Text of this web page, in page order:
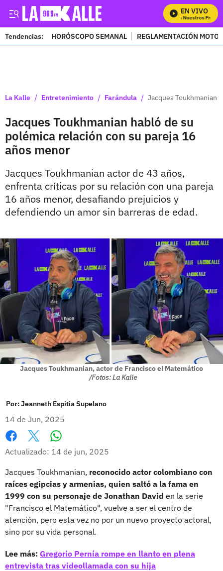
EN VIVO
Mira Todos Nuestros
Tendencias: HORÓSCOPO SEMANAL REGLAMENTACIÓN
La Kalle / Entretenimiento / Farándula / Jacques Toukhmanian
Jacques Toukhmanian habló de su
polémica relación con su pareja 16
años menor
Jacques Toukhmanian actor de 43 años,
enfrenta críticas por su relación con una pareja
16 años menor, desafiando prejuicios y
defendiendo un amor sin barreras de edad.
Jacques Toukhmanian, actor de Francisco el Matemático
/Fotos: La Kalle
Por:Jeanneth Espitia Supelano
14 de Jun, 2025
Facebook
X
Actualizado: 14 de jun, 2025
Jacques Toukhmanian, reconocido actor colombiano con
raíces egipcias y armenias, quien saltó a la fama en
1999 con su personaje de Jonathan David en la serie
"Francisco el Matemático", vuelve a ser el centro de
atención, pero esta vez no por un nuevo proyecto actoral,
sino por su vida personal.
Lee más: Gregorio Pernía rompe en llanto en plena
entrevista tras videollamada con su hija